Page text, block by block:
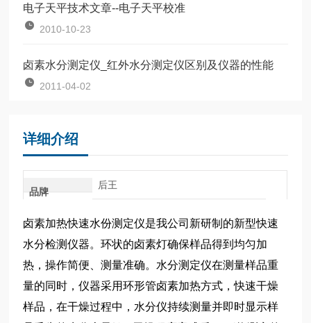
电子天平技术文章--电子天平校准
2010-10-23
卤素水分测定仪_红外水分测定仪区别及仪器的性能
2011-04-02
详细介绍
品牌
后王
卤素加热快速水份测定仪是我公司新研制的新型快速
水分检测仪器。环状的卤素灯确保样品得到均匀加
热，操作简便、测量准确。水分测定仪在测量样品重
量的同时，仪器采用环形管卤素加热方式，快速干燥
样品，在干燥过程中，水分仪持续测量并即时显示样